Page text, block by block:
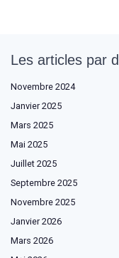
Les articles par
Novembre 2024
Janvier 2025
Mars 2025
Mai 2025
Juillet 2025
Septembre 2025
Novembre 2025
Janvier 2026
Mars 2026